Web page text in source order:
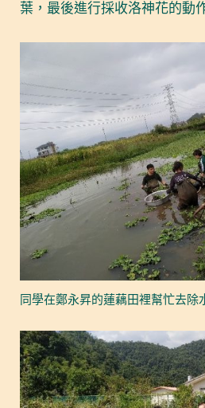
葉，最後進行採收洛神花的動
同學在鄭永昇的蓮藕田裡幫忙去除